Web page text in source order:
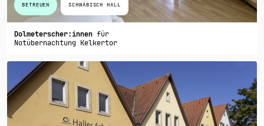
BETREUEN SCHWÄBISCH HALL
Dolmeterscher:innen für
Notübernachtung Kelkertor